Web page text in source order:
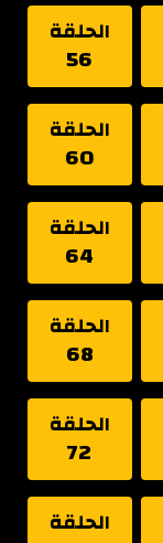
الحلقة
56
الحلقة
60
الحلقة
64
الحلقة
68
الحلقة
72
الحلقة